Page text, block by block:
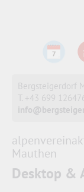
Bergsteigerdorf
T. +43 699
Mauthen
Desktop &